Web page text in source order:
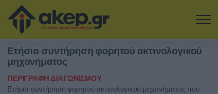
Μετάβαση στο κύριο περιεχόμενο
Η εταιρία
Αναζήτηση Διαγωνισμών
Ετήσια συντήρηση φορητού ακτινολογικού
μηχανήματος
ΠΕΡΙΓΡΑΦΗ ΔΙΑΓΩΝΙΣΜΟΥ
Ετήσια συντήρηση φορητού ακτινολογικού μηχανήματος που